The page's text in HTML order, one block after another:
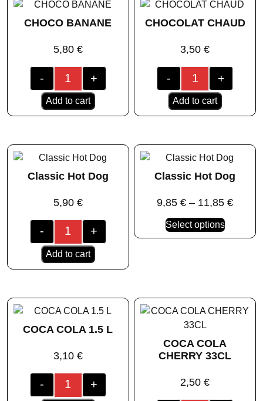
CHOCO BANANE
5,80 €
- +
Add to cart
CHOCOLAT CHAUD
3,50€
- +
Add to cart
Classic Hot Dog
5,90 €
- +
Add to cart
Classic Hot Dog
9,85€ – 11,85€
Select options
COCA COLA 1.5 L
3,10 €
- +
COCA COLA
CHERRY 33CL
2,50€